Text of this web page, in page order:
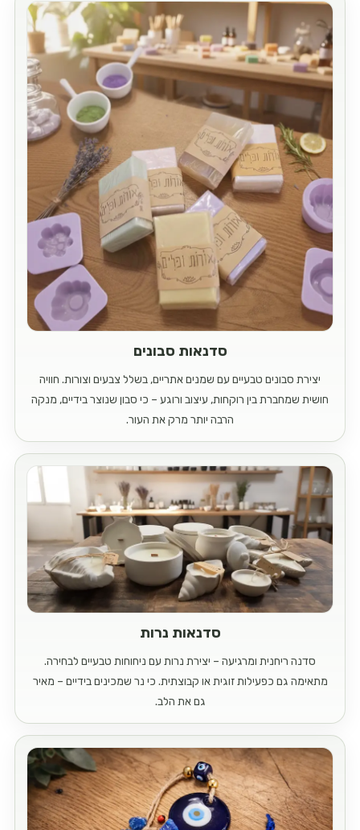
סדנאות סבונים
יצירת סבונים טבעיים עם שמנים אתריים, בשלל צבעים וצורות. חוויה
חושית שמחברת בין רוקחות, עיצוב ורוגע – כי סבון שנוצר בידיים, מנקה
הרבה יותר מרק את העור.
סדנאות נרות
סדנה ריחנית ומרגיעה – יצירת נרות עם ניחוחות טבעיים לבחירה.
מתאימה גם כפעילות זוגית או קבוצתית. כי נר שמכינים בידיים – מאיר
גם את הלב.